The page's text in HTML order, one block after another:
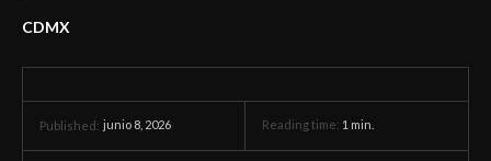
CDMX
Published: junio 8, 2026 Reading time: 1 min.